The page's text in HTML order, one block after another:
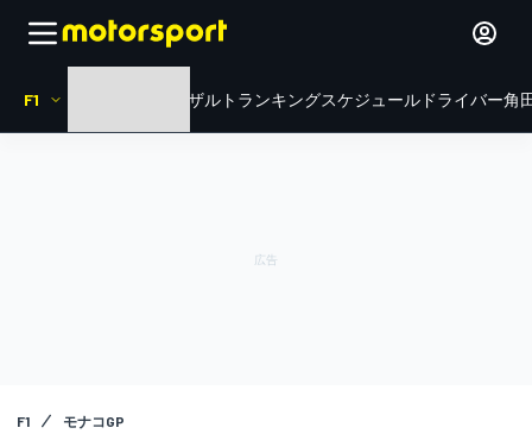
F1 リザルト ランキングスケジュール ドライバー角
F1 モナコGP